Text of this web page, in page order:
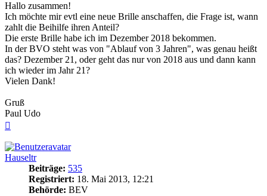
Hallo zusammen!
Ich möchte mir evtl eine neue Brille anschaffen, die Frage ist, wann
zahlt die Beihilfe ihren Anteil?
Die erste Brille habe ich im Dezember 2018 bekommen.
In der BVO steht was von "Ablauf von 3 Jahren", was genau heißt
das? Dezember 21, oder geht das nur von 2018 aus und dann kann
ich wieder im Jahr 21?
Vielen Dank!
Gruß
Paul Udo
Hauseltr
Beiträge: 535
Registriert: 18. Mai 2013, 12:21
Behörde: BEV